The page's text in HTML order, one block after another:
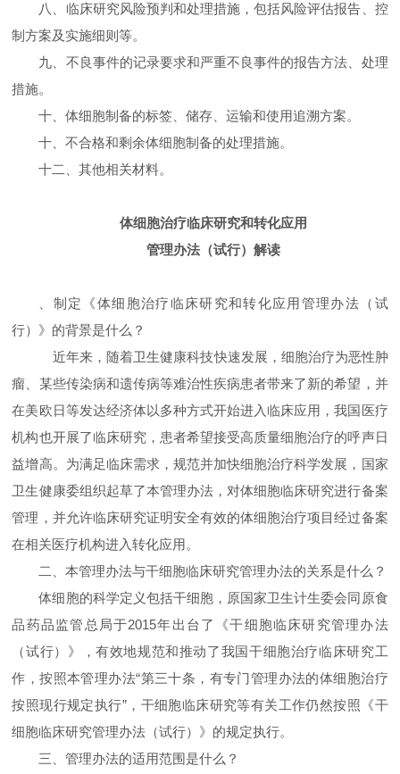
八、临床研究风险预判和处理措施，包括风险评估报告、控
制方案及实施细则等。
九、不良事件的记录要求和严重不良事件的报告方法、处理
措施。
十、体细胞制备的标签、储存、运输和使用追溯方案。
十、不合格和剩余体细胞制备的处理措施。
十二、其他相关材料。
体细胞治疗临床研究和转化应用
管理办法（试行）解读
、制定《体细胞治疗临床研究和转化应用管理办法（试
行）》的背景是什么？
近年来，随着卫生健康科技快速发展，细胞治疗为恶性肿
瘤、某些传染病和遗传病等难治性疾病患者带来了新的希望，并
在美欧日等发达经济体以多种方式开始进入临床应用，我国医疗
机构也开展了临床研究，患者希望接受高质量细胞治疗的呼声日
益增高。为满足临床需求，规范并加快细胞治疗科学发展，国家
卫生健康委组织起草了本管理办法，对体细胞临床研究进行备案
管理，并允许临床研究证明安全有效的体细胞治疗项目经过备案
在相关医疗机构进入转化应用。
二、本管理办法与干细胞临床研究管理办法的关系是什么？
体细胞的科学定义包括干细胞，原国家卫生计生委会同原食
品药品监管总局于2015年出台了《干细胞临床研究管理办法
（试行）》，有效地规范和推动了我国干细胞治疗临床研究工
作，按照本管理办法“第三十条，有专门管理办法的体细胞治疗
按照现行规定执行”，干细胞临床研究等有关工作仍然按照《干
细胞临床研究管理办法（试行）》的规定执行。
三、管理办法的适用范围是什么？